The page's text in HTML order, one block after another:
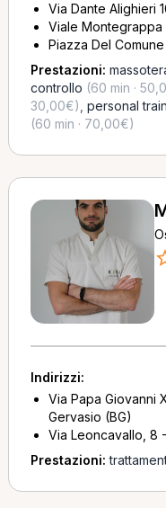
Via Dante Alighieri
Viale
Piazza Del
Prestazioni:
controllo (60 min ·
30,00€) personal
(60 min · 70,00€)
Indirizzi:
Via Papa Giovanni
Gervasio (BG)
Via Leoncavallo, 8
Prestazioni: